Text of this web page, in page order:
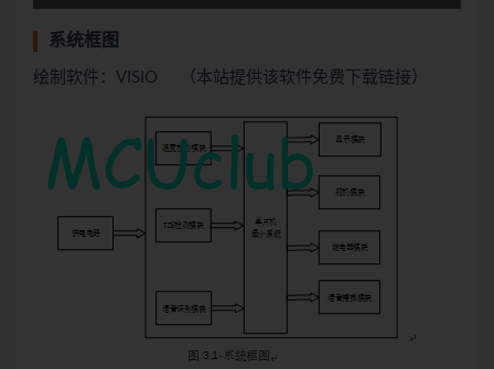
系统框图
绘制软件：VISIO （本站提供该软件免费下载链接）